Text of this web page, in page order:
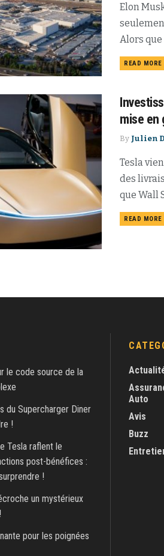
Elon
Alors
READ MORE
mise en
By Julien
Tesla
des
que Wall
READ MORE
le code source de la
du Supercharger Diner
!
Tesla raflent le
post-bénéfices :
!
un mystérieux
pour les poignées
Auto
Avis
Buzz